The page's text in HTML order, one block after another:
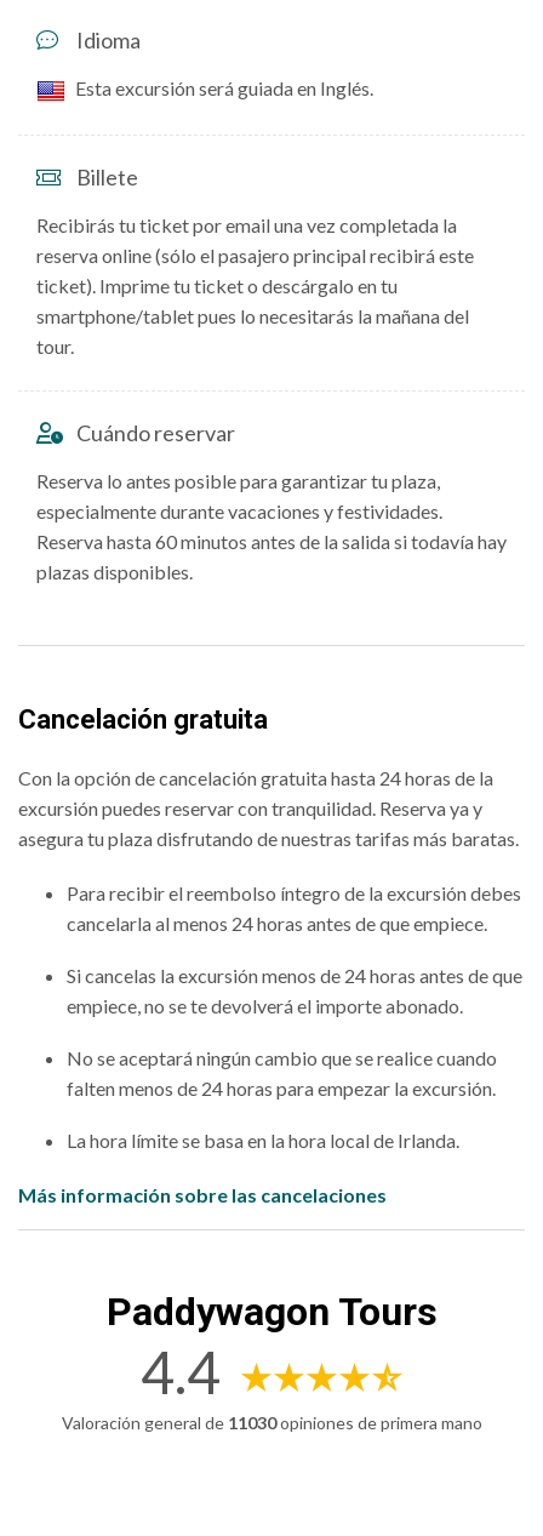
Idioma
Esta excursión será guiada en Inglés.
Billete
Recibirás tu ticket por email una vez completada la
reserva online (sólo el pasajero principal recibirá este
ticket). Imprime tu ticket o descárgalo en tu
smartphone/tablet pues lo necesitarás la mañana del
tour.
Cuándo reservar
Reserva lo antes posible para garantizar tu plaza,
especialmente durante vacaciones y festividades.
Reserva hasta 60 minutos antes de la salida si todavía hay
plazas disponibles.
Cancelación gratuita
Con la opción de cancelación gratuita hasta 24 horas de la
excursión puedes reservar con tranquilidad. Reserva ya y
asegura tu plaza disfrutando de nuestras tarifas más baratas.
Para recibir el reembolso íntegro de la excursión debes
cancelarla al menos 24 horas antes de que empiece.
Si cancelas la excursión menos de 24 horas antes de que
empiece, no se te devolverá el importe abonado.
No se aceptará ningún cambio que se realice cuando
falten menos de 24 horas para empezar la excursión.
La hora límite se basa en la hora local de Irlanda.
Más información sobre las cancelaciones
Paddywagon Tours
4.4
Valoración general de 11030opiniones de primera mano